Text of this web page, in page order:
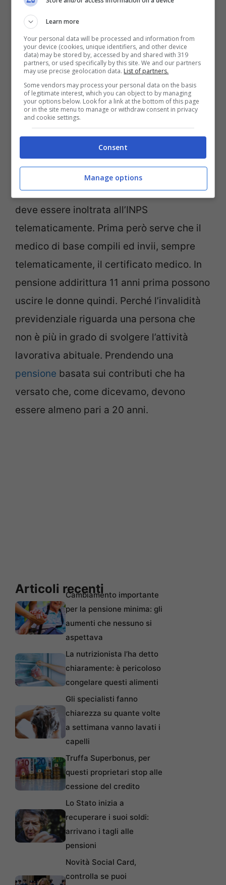
problemi alle mani o alle braccia e così via
dicendo. In pratica, la disabilità deve
essere indirizzata verso problematiche che
non consentono al diretto interessato di
proseguire l’attività lavorativa che ha
svolto comunemente. Nel 2024 i requisiti
non sono cambiati e non sono cambiate le
modalità di richiesta della misura.
La domanda per il riconoscimento
dell’invalidità è simile a quella civile e
deve essere inoltrata all’INPS
telematicamente. Prima però serve che il
medico di base compili ed invii, sempre
telematicamente, il certificato medico. In
pensione addirittura 11 anni prima possono
uscire le donne quindi. Perché l’invalidità
previdenziale riguarda una persona che
non è più in grado di svolgere l’attività
lavorativa abituale. Prendendo una
pensione basata sui contributi che ha
versato che, come dicevamo, devono
essere almeno pari a 20 anni.
Articoli recentiCambiamento importante
per la pensione minima: gli
aumenti che nessuno si
aspettava
La nutrizionista l’ha detto
chiaramente: è pericoloso
congelare questi alimenti
Gli specialisti fanno
chiarezza su quante volte
a settimana vanno lavati i
capelli
Truffa Superbonus, per
questi proprietari stop alle
cessione del credito
Lo Stato inizia a
recuperare i suoi soldi:
arrivano i tagli alle
pensioni
Novità Social Card,
controlla se puoi
Learn more
Your personal data will be processed and information from
your device (cookies, unique identifiers, and other device
data) may be stored by, accessed by and shared with 319
partners, or used specifically by this site. We and our partners
may use precise geolocation data. List of partners.
Some vendors may process your personal data on the basis
of legitimate interest, which you can object to by managing
your options below. Look for a link at the bottom of this page
or in the site menu to manage or withdraw consent in privacy
and cookie settings.
Consent
Manage options